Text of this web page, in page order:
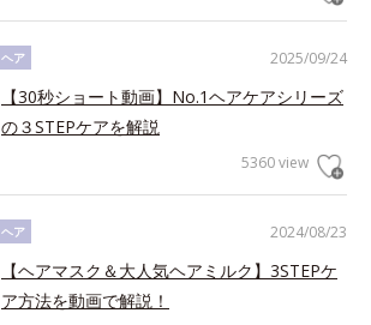
2025/09/24
ヘア
【30秒ショート動画】No.1ヘアケアシリーズ
の３STEPケアを解説
5360 view
2024/08/23
ヘア
【ヘアマスク＆大人気ヘアミルク】3STEPケ
ア方法を動画で解説！